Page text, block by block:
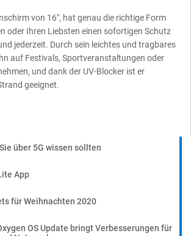
von 16″, hat genau die richtige Form
oder Ihren Liebsten einen sofortigen Schutz
jederzeit. Durch sein leichtes und tragbares
auf Festivals, Sportveranstaltungen oder
und dank der UV-Blocker ist er
geeignet.
über 5G wissen sollten
App
für Weihnachten 2020
OS Update bringt Verbesserungen für